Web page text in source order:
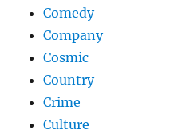
Comedy
Company
Cosmic
Country
Crime
Culture